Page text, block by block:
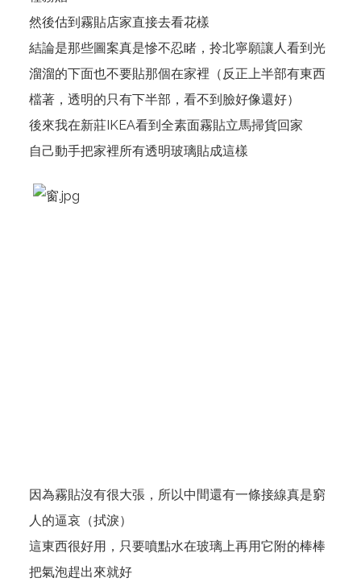
然後估到霧貼店家直接去看花樣
結論是那些圖案真是慘不忍睹，拎北寧願讓人看到光
溜溜的下面也不要貼那個在家裡（反正上半部有東西
檔著，透明的只有下半部，看不到臉好像還好）
後來我在新莊IKEA看到全素面霧貼立馬掃貨回家
自己動手把家裡所有透明玻璃貼成這樣
因為霧貼沒有很大張，所以中間還有一條接線真是窮
人的逼哀（拭淚）
這東西很好用，只要噴點水在玻璃上再用它附的棒棒
把氣泡趕出來就好